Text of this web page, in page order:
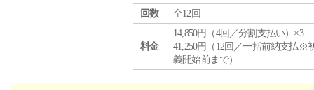
回数
全12回
料金
14,850円（4回／分割支払い）×3
41,250円（12回／一括前納支払※
義開始前まで）